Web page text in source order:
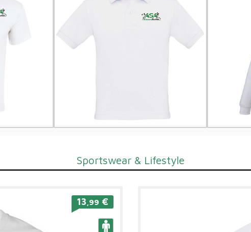
Sportswear & Lifestyle
13 ,99 €